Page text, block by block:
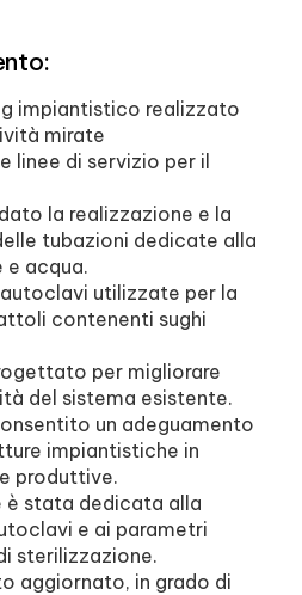
impiantistico realizzato
mirate
linee di servizio per il
la realizzazione e la
tubazioni dedicate alla
e acqua.
utilizzate per la
contenenti sughi
per migliorare
del sistema esistente.
un adeguamento
impiantistiche in
produttive.
stata dedicata alla
e ai parametri
sterilizzazione.
aggiornato, in grado di